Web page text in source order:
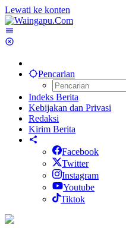
Lewati ke konten
Pencarian
Indeks Berita
Kebijakan dan Privasi
Redaksi
Kirim Berita
Facebook
Twitter
Instagram
Youtube
Tiktok